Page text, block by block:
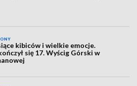
kibiców i wielkie emocje.
się 17. Wyścig Górski w